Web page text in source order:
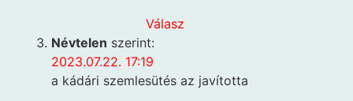
Válasz
Névtelen szerint:
2023.07.22. 17:19
a kádári szemlesütés az javította